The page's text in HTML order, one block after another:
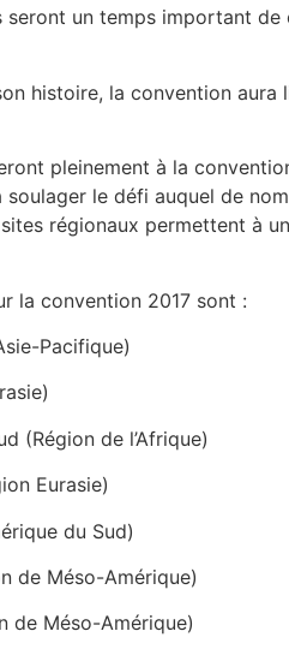
seront un temps important
histoire, la convention
pleinement à la
soulager le défi auquel de
régionaux permettent à
la convention 2017 sont :
Pacifique)
(Région de l’Afrique)
Eurasie)
du Sud)
de Méso-Amérique)
de Méso-Amérique)